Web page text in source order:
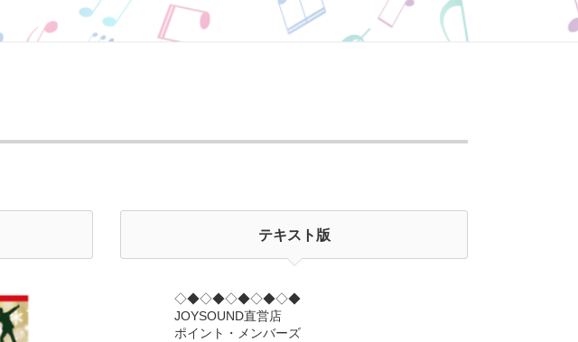
テキスト版
◇◆◇◆◇◆◇◆◇◆
JOYSOUND直営店
ポイント・メンバーズ